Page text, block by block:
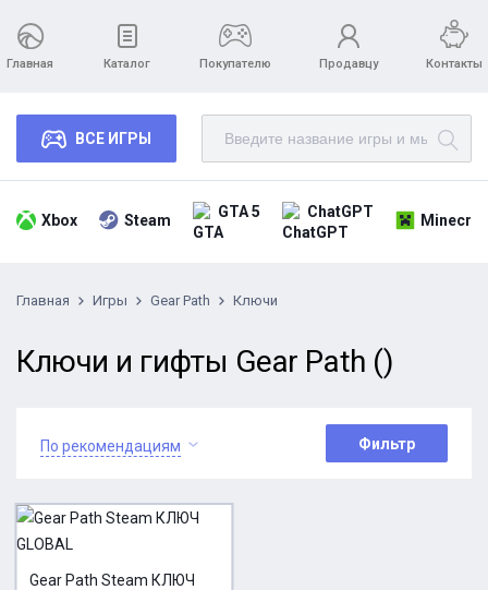
Главная Каталог Покупателю Продавцу Контакты
ВСЕ ИГРЫ
Xbox Steam GTA 5 ChatGPT
Главная Игры Gear Path Ключи
Ключи и гифты Gear Path ()
По рекомендациям Фильтр
Gear Path Steam КЛЮЧ